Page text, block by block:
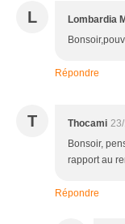
L Lombardia
Répondre
T Thocami
Bonsoir,
rapport au
Répondre